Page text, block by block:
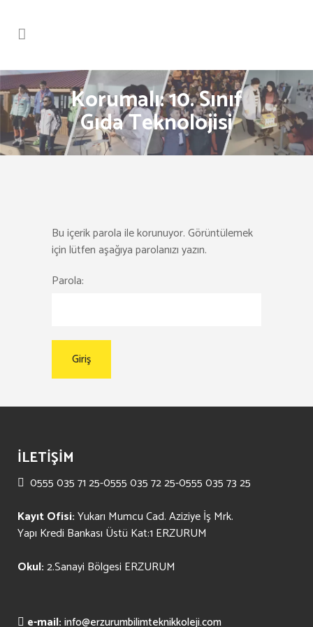
Korumalı: 10. Sınıf
Gıda Teknolojisi
Bu içerik parola ile korunuyor. Görüntülemek
için lütfen aşağıya parolanızı yazın.
Parola:
İLETİŞİM
0555 035 71 25-0555 035 72 25-0555 035 73 25
Kayıt Ofisi:Yukarı Mumcu Cad. Aziziye İş Mrk.
Yapı Kredi Bankası Üstü Kat:1 ERZURUM
Okul:2.Sanayi Bölgesi ERZURUM
e-mail: info@erzurumbilimteknikkoleji.com